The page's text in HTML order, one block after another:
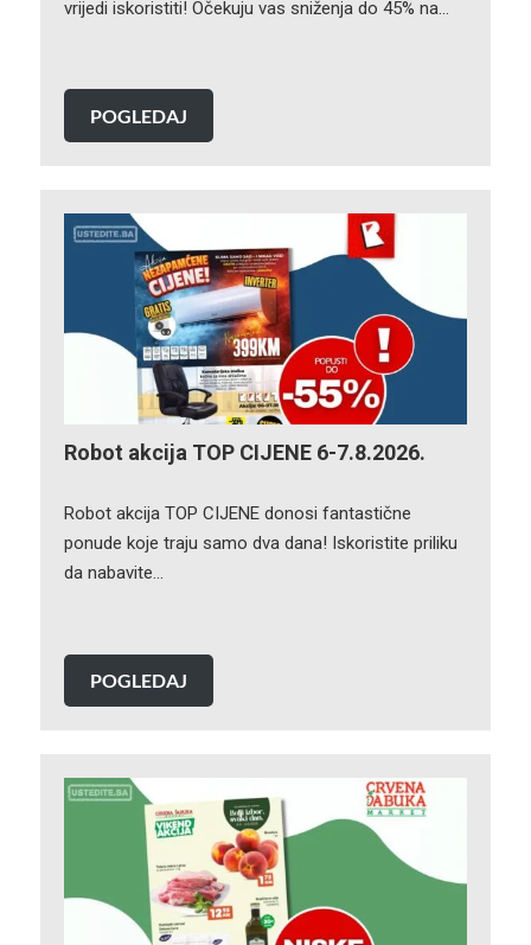
vrijedi iskoristiti! Očekuju vas sniženja do 45% na…
POGLEDAJ
Robot akcija TOP CIJENE 6-7.8.2026.
Robot akcija TOP CIJENE donosi fantastične
ponude koje traju samo dva dana! Iskoristite priliku
da nabavite…
POGLEDAJ